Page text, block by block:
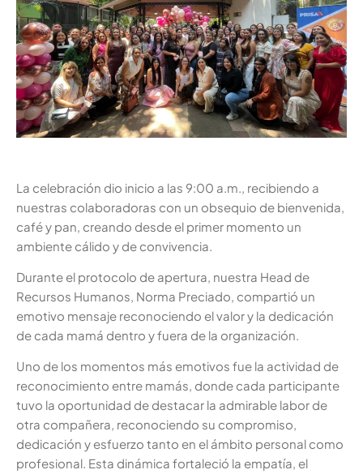
La celebración dio inicio a las 9:00 a.m., recibiendo a
nuestras colaboradoras con un obsequio de bienvenida,
café y pan, creando desde el primer momento un
ambiente cálido y de convivencia.
Durante el protocolo de apertura, nuestra Head de
Recursos Humanos, Norma Preciado, compartió un
emotivo mensaje reconociendo el valor y la dedicación
de cada mamá dentro y fuera de la organización.
Uno de los momentos más emotivos fue la actividad de
reconocimiento entre mamás, donde cada participante
tuvo la oportunidad de destacar la admirable labor de
otra compañera, reconociendo su compromiso,
dedicación y esfuerzo tanto en el ámbito personal como
profesional. Esta dinámica fortaleció la empatía, el